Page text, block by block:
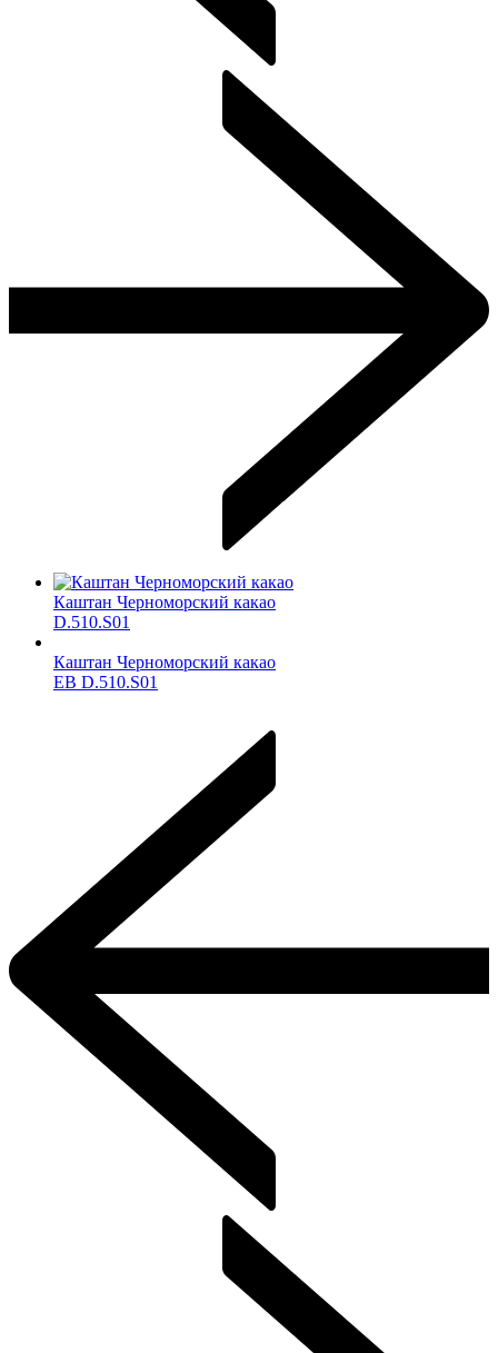
Каштан Черноморский какао
D.510.S01
Каштан Черноморский какао
ЕВ D.510.S01